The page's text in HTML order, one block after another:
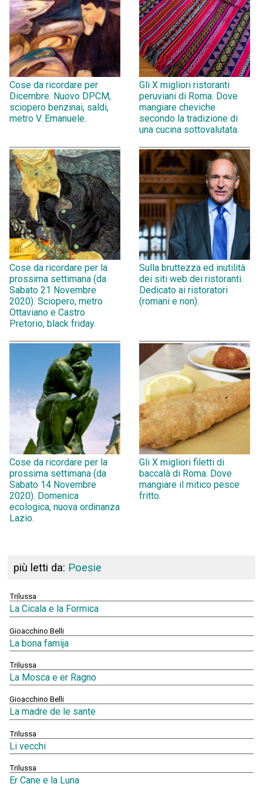
Cose da ricordare per
Dicembre. Nuovo DPCM,
sciopero benzinai, saldi,
metro V. Emanuele.
Gli X migliori ristoranti
peruviani di Roma. Dove
mangiare cheviche
secondo la tradizione di
una cucina sottovalutata.
Cose da ricordare per la
prossima settimana (da
Sabato 21 Novembre
2020). Sciopero, metro
Ottaviano e Castro
Pretorio, black friday.
Sulla bruttezza ed inutilità
dei siti web dei ristoranti.
Dedicato ai ristoratori
(romani e non).
Cose da ricordare per la
prossima settimana (da
Sabato 14 Novembre
2020). Domenica
ecologica, nuova ordinanza
Lazio.
Gli X migliori filetti di
baccalà di Roma. Dove
mangiare il mitico pesce
fritto.
più letti da: Poesie
Trilussa
La Cicala e la Formica
Gioacchino Belli
La bona famija
Trilussa
La Mosca e er Ragno
Gioacchino Belli
La madre de le sante
Trilussa
Li vecchi
Trilussa
Er Cane e la Luna